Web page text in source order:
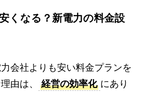
くなる？新電力の料金設
会社よりも安い料金プランを
由は、
経営の効率化 にあり